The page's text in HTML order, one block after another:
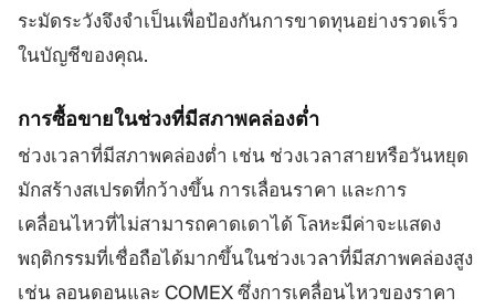
ระมัดระวังจึงจำเป็นเพื่อป้องกันการขาดทุนอย่างรวดเร็ว
ในบัญชีของคุณ.
การซื้อขายในช่วงที่มีสภาพคล่องต่ำ
ช่วงเวลาที่มีสภาพคล่องต่ำ เช่น ช่วงเวลาสายหรือวันหยุด
มักสร้างสเปรดที่กว้างขึ้น การเลื่อนราคา และการ
เคลื่อนไหวที่ไม่สามารถคาดเดาได้ โลหะมีค่าจะแสดง
พฤติกรรมที่เชื่อถือได้มากขึ้นในช่วงเวลาที่มีสภาพคล่องสูง
เช่น ลอนดอนและ COMEX ซึ่งการเคลื่อนไหวของราคา